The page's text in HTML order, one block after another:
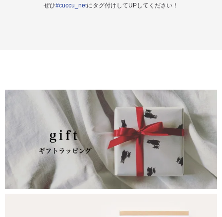
ぜひ#cuccu_netにタグ付けしてUPしてください！